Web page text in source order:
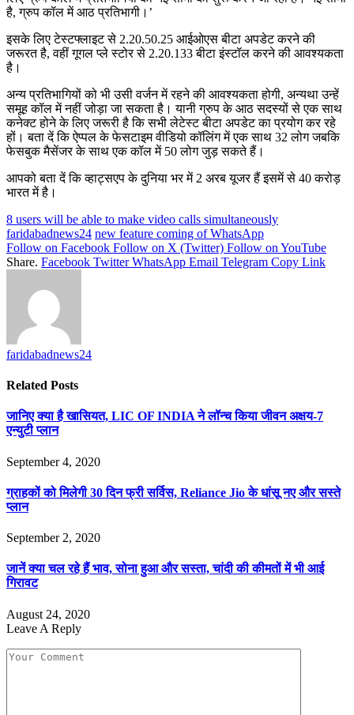
है, ग्रुप कॉल में आठ प्रतिभागी।’
इसके लिए टेस्टफ्लाइट से 2.20.50.25 आईओएस बीटा अपडेट करने की
जरूरत है, वहीं गूगल प्ले स्टोर से 2.20.133 बीटा इंस्टॉल करने की आवश्यकता
है।
अन्य प्रतिभागियों को भी उसी वर्जन में रहने की आवश्यकता होगी, अन्यथा उन्हें
समूह कॉल में नहीं जोड़ा जा सकता है। यानी ग्रुप के आठ सदस्यों से एक साथ
कनेक्ट होने के लिए जरूरी है कि सभी लेटेस्ट बीटा अपडेट का प्रयोग कर रहे
हों। बता दें कि ऐप्पल के फेसटाइम वीडियो कॉलिंग में एक साथ 32 लोग जबकि
फेसबुक मैसेंजर के साथ एक कॉल में 50 लोग जुड़ सकते हैं।
आपको बता दें कि व्हाट्सएप के दुनिया भर में 2 अरब यूजर हैं इसमें से 40 करोड़
भारत में है।
8 users will be able to make video calls simultaneously
faridabadnews24 new feature coming of WhatsApp
Follow on Facebook Follow on X (Twitter) Follow on YouTube
Share. Facebook Twitter WhatsApp Email Telegram Copy Link
faridabadnews24
Related Posts
जानिए क्या है खासियत, LIC OF INDIA ने लॉन्च किया जीवन अक्षय-7
एन्युटी प्लान
September 4, 2020
ग्राहकों को मिलेगी 30 दिन फ्री सर्विस, Reliance Jio के धांसू नए और सस्ते
प्लान
September 2, 2020
जानें क्या चल रहे हैं भाव, सोना हुआ और सस्ता, चांदी की कीमतों में भी आई
गिरावट
August 24, 2020
Leave A Reply